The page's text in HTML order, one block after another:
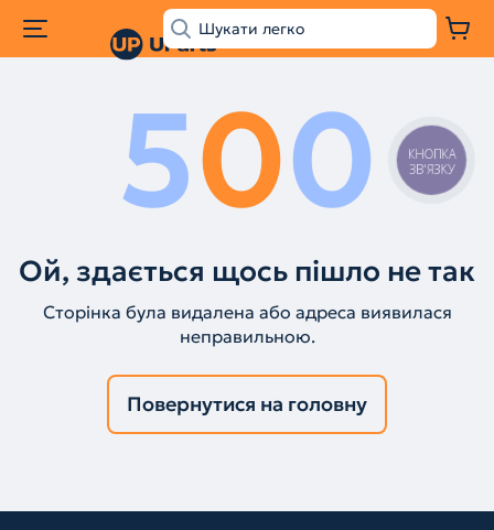
500
Ой, здається щось пішло не так
Сторінка була видалена або адреса виявилася
неправильною.
Повернутися на головну
КНОПКА
ЗВ'ЯЗКУ